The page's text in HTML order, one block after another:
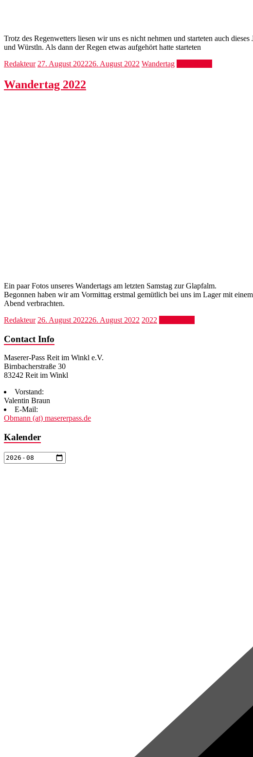
Trotz des Regenwetters liesen wir uns es nicht nehmen und starteten auch
und Würstln. Als dann der Regen etwas aufgehört hatte starteten
Redakteur 27. August 202226. August 2022 Wandertag
Wandertag 2022
Ein paar Fotos unseres Wandertags am letzten Samstag zur Glapfalm.
Begonnen haben wir am Vormittag erstmal gemütlich bei uns im Lager mit
Abend verbrachten.
Redakteur 26. August 202226. August 2022 2022
Contact Info
Maserer-Pass Reit im Winkl e.V.
Birnbacherstraße 30
83242 Reit im Winkl
Vorstand:
Valentin Braun
E-Mail:
Obmann (at) masererpass.de
Kalender